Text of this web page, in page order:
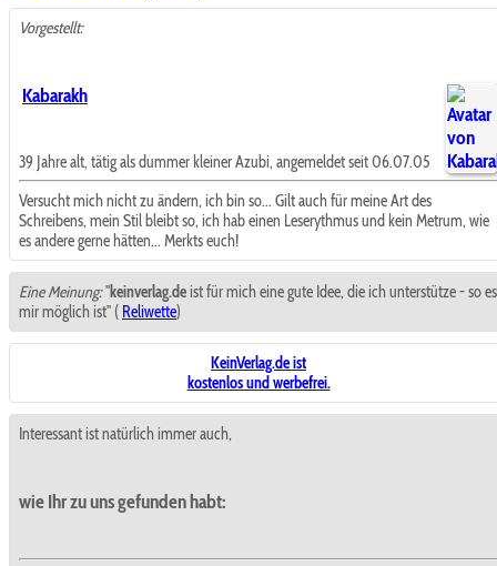
Vorgestellt:
Kabarakh
39 Jahre alt, tätig als dummer kleiner Azubi, angemeldet seit 06.07.05
Versucht mich nicht zu ändern, ich bin so... Gilt auch für meine Art des
Schreibens, mein Stil bleibt so, ich hab einen Leserythmus und kein Metrum, wie
es andere gerne hätten... Merkts euch!
Eine Meinung:"keinverlag.deist für mich eine gute Idee, die ich unterstütze - so es
mir möglich ist" ( Reliwette)
KeinVerlag.de ist
kostenlos und werbefrei.
Interessant ist natürlich immer auch,
wie Ihr zu uns gefunden habt: